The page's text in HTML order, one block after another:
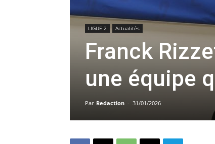
LIGUE 2 Actualités
Franck
une équipe
Par Redaction - 31/01/2026